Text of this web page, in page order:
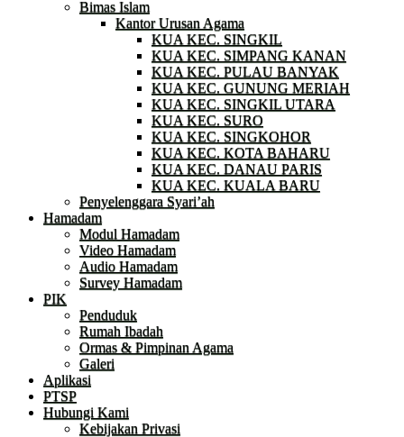
Bimas Islam
Kantor Urusan Agama
KUA KEC. SINGKIL
KUA KEC. SIMPANG KANAN
KUA KEC. PULAU BANYAK
KUA KEC. GUNUNG MERIAH
KUA KEC. SINGKIL UTARA
KUA KEC. SURO
KUA KEC. SINGKOHOR
KUA KEC. KOTA BAHARU
KUA KEC. DANAU PARIS
KUA KEC. KUALA BARU
Penyelenggara Syari’ah
Hamadam
Modul Hamadam
Video Hamadam
Audio Hamadam
Survey Hamadam
PIK
Penduduk
Rumah Ibadah
Ormas & Pimpinan Agama
Galeri
Aplikasi
PTSP
Hubungi Kami
Kebijakan Privasi